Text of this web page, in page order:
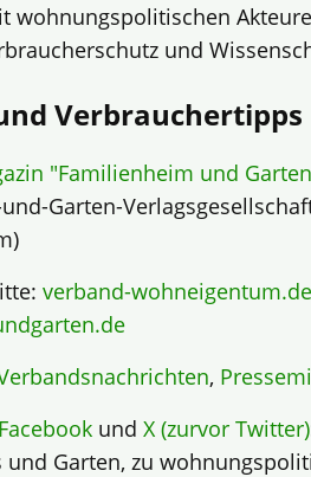
wohnungspolitischen
und
Verbrauchertipps
"Familienheim und
Garten-
verband-wohneigentum.de
,
Facebook und X (zurvor Twitter)
Garten, zu